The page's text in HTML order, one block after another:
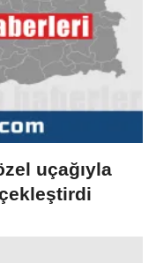
uçağıyla